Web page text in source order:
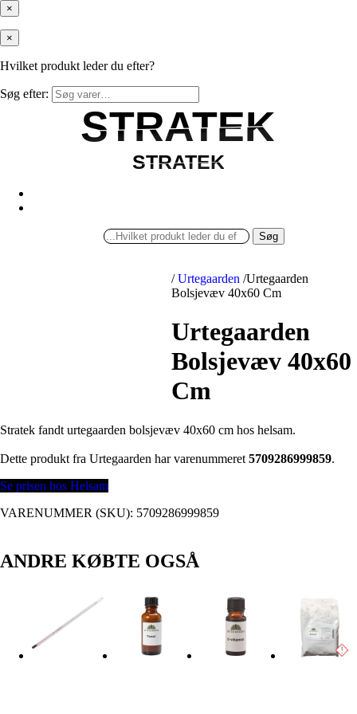
×
×
Hvilket produkt leder du efter?
Søg efter:
STRATEK
STRATEK
STRATEK
STRATEK
Søg
/ Urtegaarden /Urtegaarden
Bolsjevæv 40x60 Cm
Urtegaarden
Bolsjevæv 40x60
Cm
Stratek fandt urtegaarden bolsjevæv 40x60 cm hos helsam.
Dette produkt fra Urtegaarden har varenummeret 5709286999859.
Se prisen hos Helsam
VARENUMMER (SKU): 5709286999859
ANDRE KØBTE OGSÅ